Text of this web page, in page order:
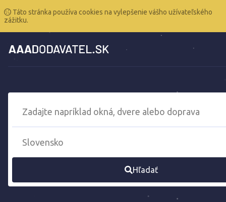
Táto stránka používa cookies na vylepšenie vášho užívateľského
zážitku.
Hľadať